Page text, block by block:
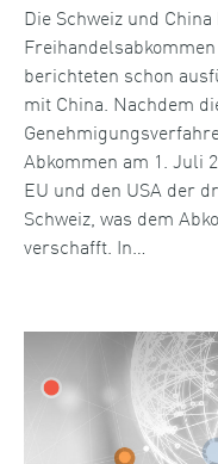
Die Schweiz und
berichteten schon
mit China. Nachdem
Abkommen am 1. Juli
EU und den USA der
Schweiz, was dem
verschafft. In…